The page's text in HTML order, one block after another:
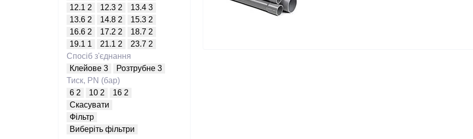
12.1 2 12.3 2 13.4 3
13.6 2 14.8 2 15.3 2
16.6 2 17.2 2 18.7 2
19.1 1 21.1 2 23.7 2
Спосіб з'єднання
Клейове 3 Розтрубне 3
Тиск, PN (бар)
6 2 10 2 16 2
Скасувати
Фільтр
Виберіть фільтри